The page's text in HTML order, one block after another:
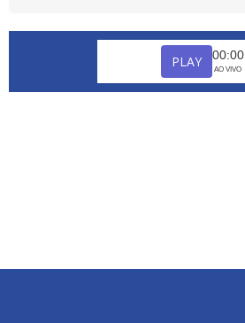
PLAY 00:00
AO VIVO